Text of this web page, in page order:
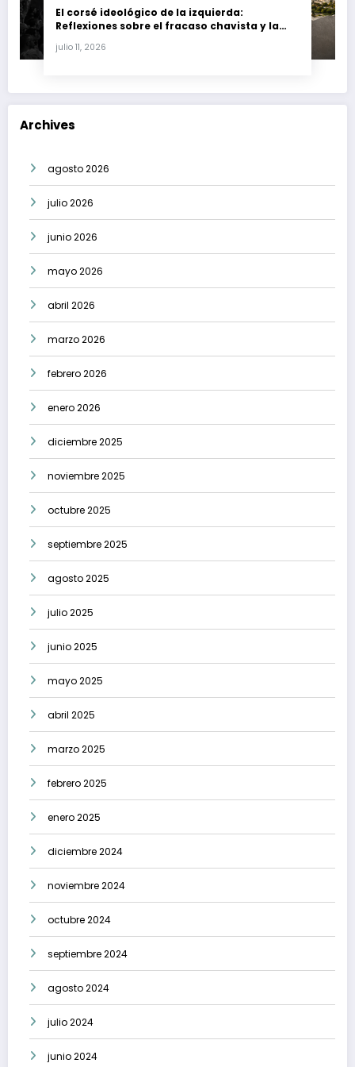
El corsé ideológico de la izquierda:
Reflexiones sobre el fracaso chavista y la
julio 11, 2026
Archives
agosto 2026
julio 2026
junio 2026
mayo 2026
abril 2026
marzo 2026
febrero 2026
enero 2026
diciembre 2025
noviembre 2025
octubre 2025
septiembre 2025
agosto 2025
julio 2025
junio 2025
mayo 2025
abril 2025
marzo 2025
febrero 2025
enero 2025
diciembre 2024
noviembre 2024
octubre 2024
septiembre 2024
agosto 2024
julio 2024
junio 2024